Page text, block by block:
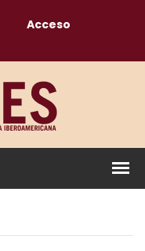
Acceso